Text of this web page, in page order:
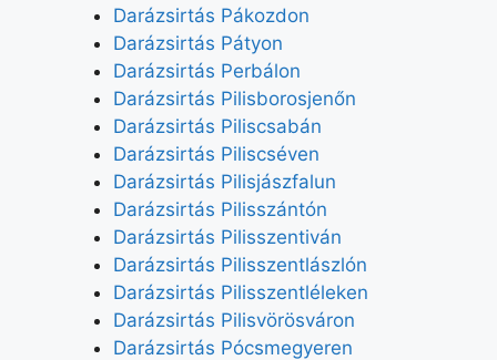
Darázsirtás Pákozdon
Darázsirtás Pátyon
Darázsirtás Perbálon
Darázsirtás Pilisborosjenőn
Darázsirtás Piliscsabán
Darázsirtás Piliscséven
Darázsirtás Pilisjászfalun
Darázsirtás Pilisszántón
Darázsirtás Pilisszentiván
Darázsirtás Pilisszentlászlón
Darázsirtás Pilisszentléleken
Darázsirtás Pilisvörösváron
Darázsirtás Pócsmegyeren